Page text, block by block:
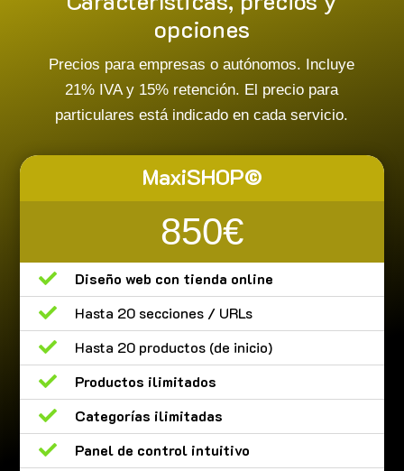
opciones
Precios para empresas o autónomos. Incluye
21% IVA y 15% retención. El precio para
particulares está indicado en cada servicio.
MaxiSHOP©
850€

Diseño web con tienda online

Hasta 20 secciones / URLs

Hasta 20 productos (de inicio)

Productos ilimitados

Categorías ilimitadas

Panel de control intuitivo